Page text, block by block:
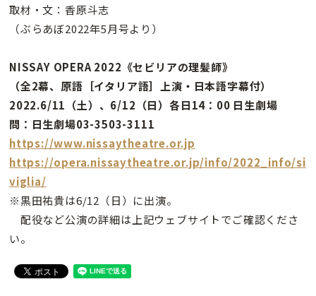
取材・文：香原斗志
（ぶらあぼ2022年5月号より）
NISSAY OPERA 2022《セビリアの理髪師》
（全2幕、原語［イタリア語］上演・日本語字幕付）
2022.6/11（土）、6/12（日）各日14：00 日生劇場
問：日生劇場03-3503-3111
https://www.nissaytheatre.or.jp
https://opera.nissaytheatre.or.jp/info/2022_info/si
viglia/
※黒田祐貴は6/12（日）に出演。
配役など公演の詳細は上記ウェブサイトでご確認くださ
い。